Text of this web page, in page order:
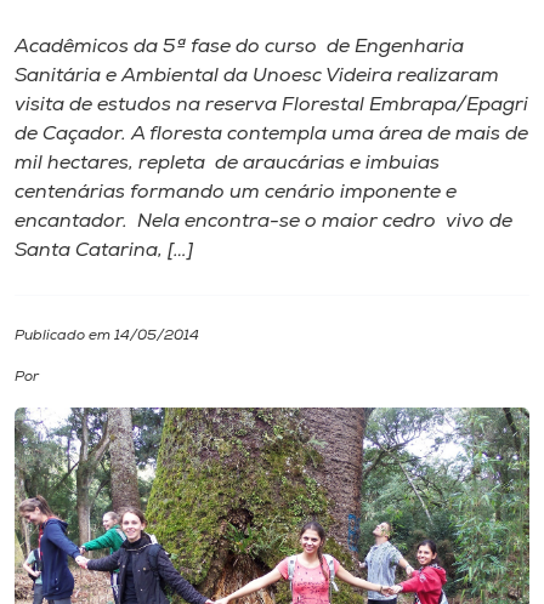
A
Internacionalização
I.nova
Cultura
CPA
Biblioteca
Editora
Acadêmicos da 5ª fase do curso de Engenharia
Sanitária e Ambiental da Unoesc Videira realizaram
visita de estudos na reserva Florestal Embrapa/Epagri
de Caçador. A floresta contempla uma área de mais de
mil hectares, repleta de araucárias e imbuias
centenárias formando um cenário imponente e
encantador. Nela encontra-se o maior cedro vivo de
Santa Catarina, […]
Publicado em 14/05/2014
Por